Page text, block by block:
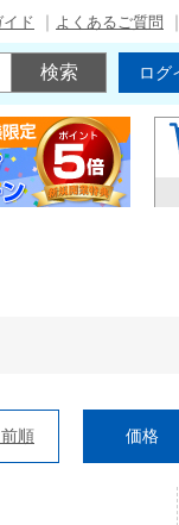
イド よくあるご質問
ログ
順 価格